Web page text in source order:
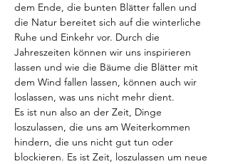
dem Ende, die bunten Blätter fallen und
die Natur bereitet sich auf die winterliche
Ruhe und Einkehr vor. Durch die
Jahreszeiten können wir uns inspirieren
lassen und wie die Bäume die Blätter mit
dem Wind fallen lassen, können auch wir
loslassen, was uns nicht mehr dient.
Es ist nun also an der Zeit, Dinge
loszulassen, die uns am Weiterkommen
hindern, die uns nicht gut tun oder
blockieren. Es ist Zeit, loszulassen um neue